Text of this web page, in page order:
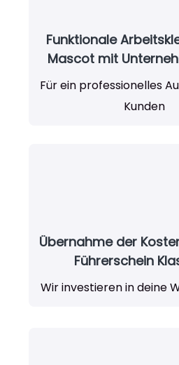
Funktionale
Mascot mit
Für ein professionelles
Kunden
Übernahme der
Führerschein
Wir investieren in deine